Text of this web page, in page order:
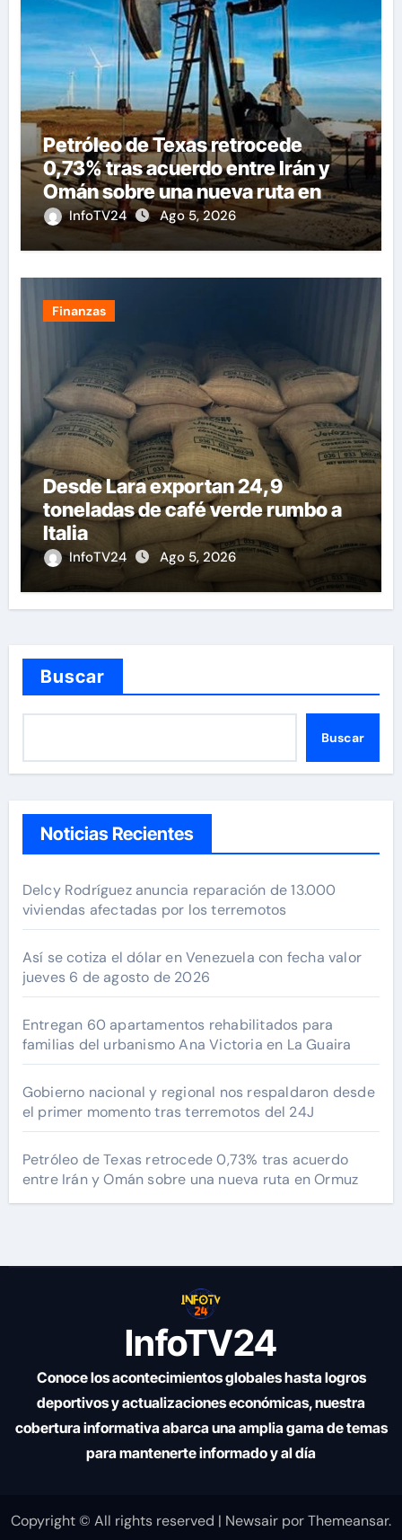
Petróleo de Texas retrocede
0,73% tras acuerdo entre Irán y
Omán sobre una nueva ruta en
Ormuz
InfoTV24 Ago 5, 2026
Finanzas
Desde Lara exportan 24,9
toneladas de café verde rumbo a
Italia
InfoTV24 Ago 5, 2026
Buscar
Buscar
Noticias Recientes
Delcy Rodríguez anuncia reparación de 13.000
viviendas afectadas por los terremotos
Así se cotiza el dólar en Venezuela con fecha valor
jueves 6 de agosto de 2026
Entregan 60 apartamentos rehabilitados para
familias del urbanismo Ana Victoria en La Guaira
Gobierno nacional y regional nos respaldaron desde
el primer momento tras terremotos del 24J
Petróleo de Texas retrocede 0,73% tras acuerdo
entre Irán y Omán sobre una nueva ruta en Ormuz
InfoTV24
Conoce los acontecimientos globales hasta logros
deportivos y actualizaciones económicas, nuestra
cobertura informativa abarca una amplia gama de temas
para mantenerte informado y al día
Copyright © All rights reserved | Newsair porThemeansar.